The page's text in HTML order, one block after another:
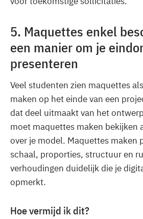
5. Maquettes enkel
een manier om je
presenteren
Veel studenten zien maquettes
maken op het einde van een
dat deel uitmaakt van het
moet maquettes maken bekijken
over je model. Maquettes maken
schaal, proporties, structuur en
verhoudingen duidelijk die je
opmerkt.
Hoe vermijd ik dit?